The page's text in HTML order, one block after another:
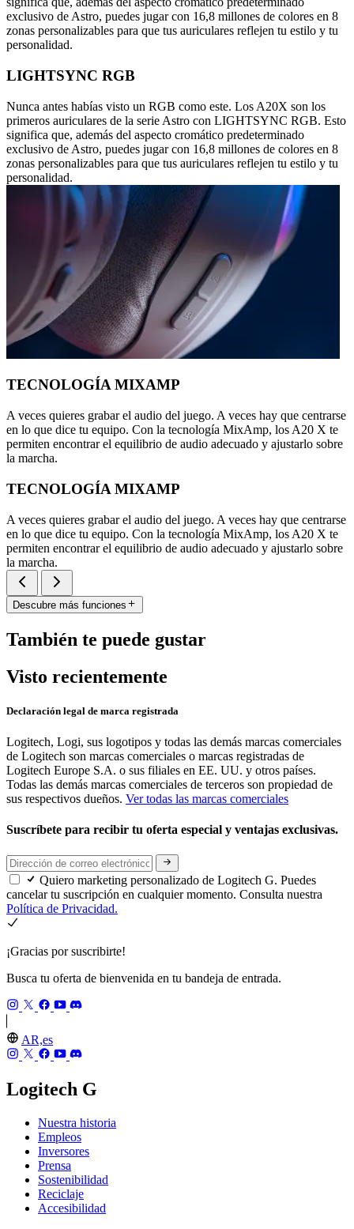
exclusivo de Astro, puedes jugar con 16,8 millones de colores en 8
zonas personalizables para que tus auriculares reflejen tu estilo y tu
personalidad.
LIGHTSYNC RGB
Nunca antes habías visto un RGB como este. Los A20X son los
primeros auriculares de la serie Astro con LIGHTSYNC RGB. Esto
significa que, además del aspecto cromático predeterminado
exclusivo de Astro, puedes jugar con 16,8 millones de colores en 8
zonas personalizables para que tus auriculares reflejen tu estilo y tu
personalidad.
TECNOLOGÍA MIXAMP
A veces quieres grabar el audio del juego. A veces hay que centrarse
en lo que dice tu equipo. Con la tecnología MixAmp, los A20 X te
permiten encontrar el equilibrio de audio adecuado y ajustarlo sobre
la marcha.
TECNOLOGÍA MIXAMP
A veces quieres grabar el audio del juego. A veces hay que centrarse
en lo que dice tu equipo. Con la tecnología MixAmp, los A20 X te
permiten encontrar el equilibrio de audio adecuado y ajustarlo sobre
la marcha.
Descubre más funciones
También te puede gustar
Visto recientemente
Declaración legal de marca registrada
Logitech, Logi, sus logotipos y todas las demás marcas comerciales
de Logitech son marcas comerciales o marcas registradas de
Logitech Europe S.A. o sus filiales en EE. UU. y otros países.
Todas las demás marcas comerciales de terceros son propiedad de
sus respectivos dueños. Ver todas las marcas comerciales
Suscríbete para recibir tu oferta especial y ventajas exclusivas.
Quiero marketing personalizado de Logitech G. Puedes
cancelar tu suscripción en cualquier momento. Consulta nuestra
Política de Privacidad.
¡Gracias por suscribirte!
Busca tu oferta de bienvenida en tu bandeja de entrada.
AR,es
Logitech G
Nuestra historia
Empleos
Inversores
Prensa
Sostenibilidad
Reciclaje
Accesibilidad